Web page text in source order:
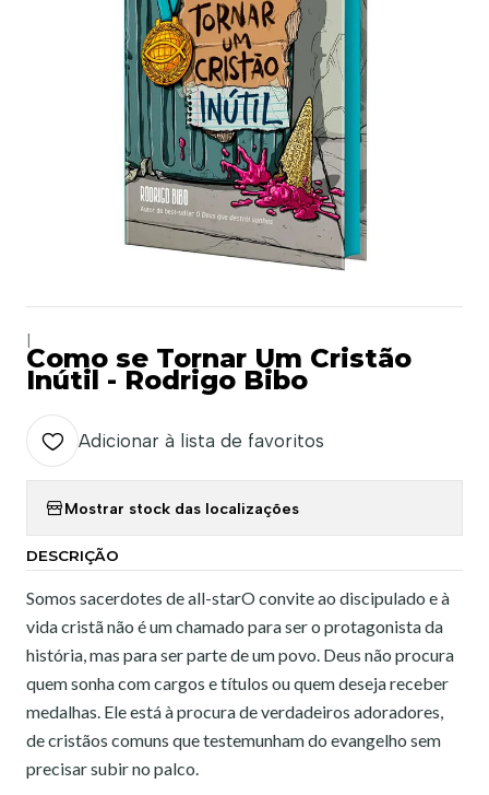
Como se Tornar Um Cristão
Inútil - Rodrigo Bibo
Adicionar à lista de favoritos
Mostrar stock das localizações
DESCRIÇÃO
Somos sacerdotes de all-starO convite ao discipulado e à
vida cristã não é um chamado para ser o protagonista da
história, mas para ser parte de um povo. Deus não procura
quem sonha com cargos e títulos ou quem deseja receber
medalhas. Ele está à procura de verdadeiros adoradores,
de cristãos comuns que testemunham do evangelho sem
precisar subir no palco.